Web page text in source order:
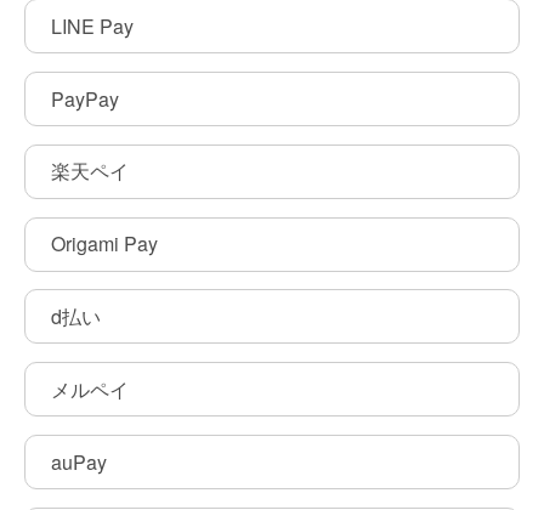
LINE Pay
PayPay
楽天ペイ
Origami Pay
d払い
メルペイ
auPay